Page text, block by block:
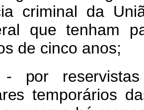
a criminal da
quetenham
de cinco anos;
- por reservista
stemporários da